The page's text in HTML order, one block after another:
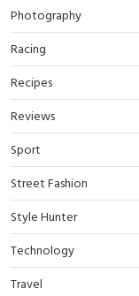
Photography
Racing
Recipes
Reviews
Sport
Street Fashion
Style Hunter
Technology
Travel